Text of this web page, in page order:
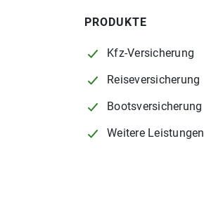
PRODUKTE
Kfz-Versicherung
Reiseversicherung
Bootsversicherung
Weitere Leistungen